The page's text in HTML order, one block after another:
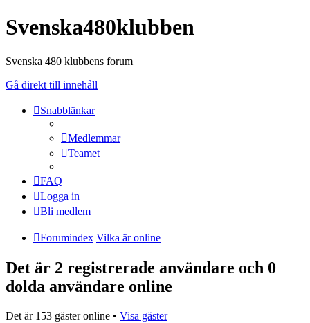
Svenska480klubben
Svenska 480 klubbens forum
Gå direkt till innehåll
Snabblänkar
Medlemmar
Teamet
FAQ
Logga in
Bli medlem
Forumindex Vilka är online
Det är 2 registrerade användare och 0
dolda användare online
Det är 153 gäster online • Visa gäster